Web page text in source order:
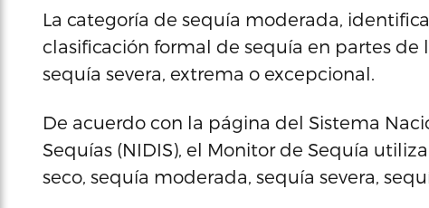
La categoría de sequía moderada,
clasificación formal de sequía en partes de
sequía severa, extrema o excepcional.
De acuerdo con la página del Sistema
Sequías (NIDIS), el Monitor de Sequía
seco, sequía moderada, sequía severa,